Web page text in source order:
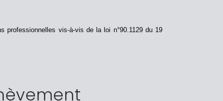
professionnelles vis-à-vis de la loi n°90.1129 du 19